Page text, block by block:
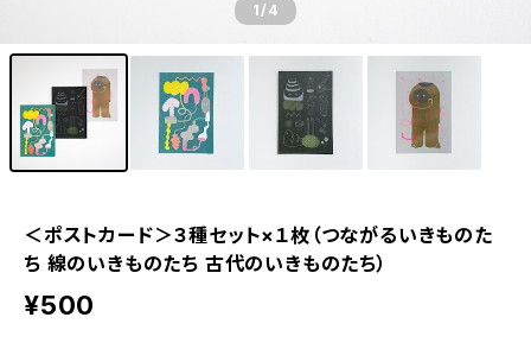
1/4
＜ポストカード＞３種セット×１枚（つながるいきものた
ち 線のいきものたち 古代のいきものたち）
¥500